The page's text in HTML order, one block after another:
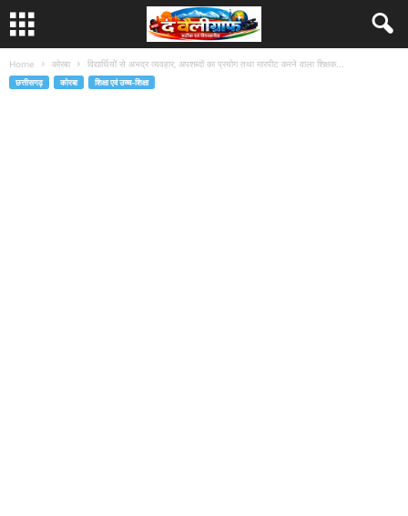
Home कोरबा विद्यार्थियों से अभद्र व्यवहार, अपशब्दों का प्रयोग तथा मारपीट करने वाला शिक्षक...
छत्तीसगढ़ कोरबा शिक्षा एवं उच्च-शिक्षा